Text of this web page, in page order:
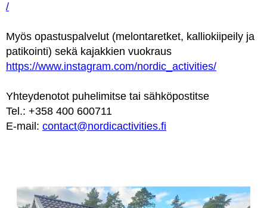
/
Myös opastuspalvelut (melontaretket, kalliokiipeily ja
patikointi) sekä kajakkien vuokraus
https://www.instagram.com/nordic_activities/
Yhteydenotot puhelimitse tai sähköpostitse
Tel.: +358 400 600711
E-mail: contact@nordicactivities.fi